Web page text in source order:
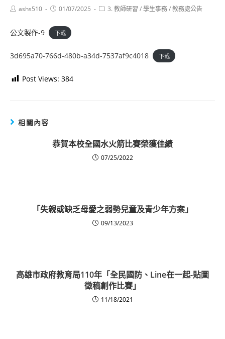
Postashs510
Post01/07/2025
Post3. 教師研習 /學生事務/教務處公告
公文製作-9 下載
3d695a70-766d-480b-a34d-7537af9c4018 下載
Post Views: 384
相關內容
恭賀本校全國水火箭比賽榮獲佳績
07/25/2022
「失親或缺乏母愛之弱勢兒童及青少年方案」
09/13/2023
高雄市政府教育局110年「全民國防、Line在一起-貼圖
徵稿創作比賽」
11/18/2021